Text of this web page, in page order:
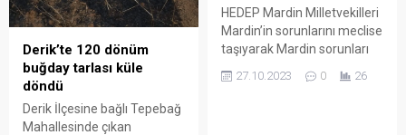
Derik’te 120 dönüm
buğday tarlası küle
döndü
Derik İlçesine bağlı Tepebağ
Mahallesinde çıkan
HEDEP Mardin Milletvekilleri
Mardin’in sorunlarını meclise
taşıyarak Mardin sorunları
komisyonunun kurulmasını
27.10.2023 0 26